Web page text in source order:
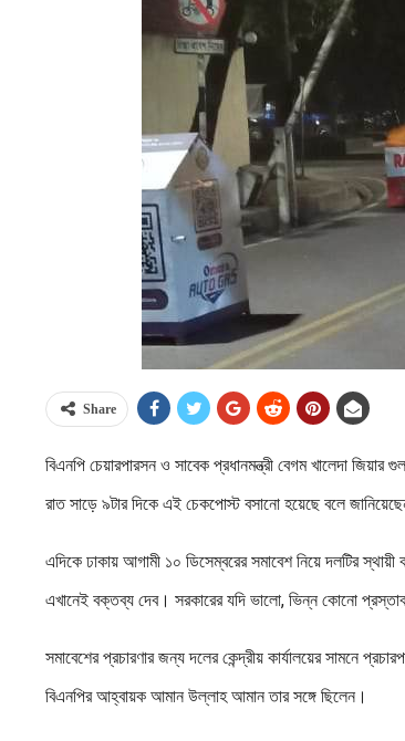
Share
বিএনপি চেয়ারপারসন ও সাবেক প্রধানমন্ত্রী বেগম খালেদা
রাত সাড়ে ৯টার দিকে এই চেকপোস্ট বসানো হয়েছে বলে জানিয়েছেন
এদিকে ঢাকায় আগামী ১০ ডিসেম্বরের সমাবেশ নিয়ে দলটির
এখানেই বক্তব্য দেব। সরকারের যদি ভালো, ভিন্ন কোনো প্রস্তাব
সমাবেশের প্রচারণার জন্য দলের কেন্দ্রীয় কার্যালয়ের সামনে
বিএনপির আহ্বায়ক আমান উল্লাহ আমান তার সঙ্গে ছিলেন।